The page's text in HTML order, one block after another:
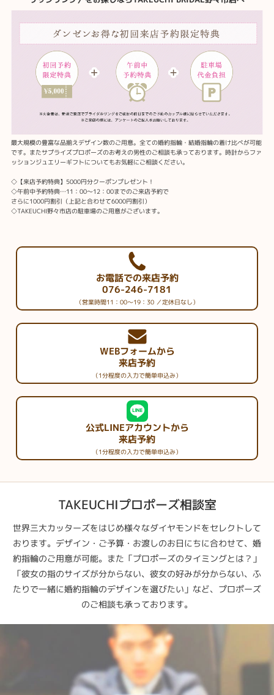
最大規模の豊富な品揃えデザイン数のご用意。全ての婚約指輪・結婚指輪の着け比べが可能
です。またサプライズプロポーズのお考えの男性のご相談も承っております。時計からファ
ッションジュエリーギフトについてもお気軽にご相談ください。
◇【来店予約特典】5000円分クーポンプレゼント！
◇午前中予約特典…11：00～12：00までのご来店予約で
さらに1000円割引（上記と合わせて6000円割引）
◇TAKEUCHI野々市店の駐車場のご用意がございます。
お電話での来店予約
076-246-7181
（営業時間11：00～19：30 ／定休日なし）
WEBフォームから
来店予約
（1分程度の入力で簡単申込み）
公式LINEアカウントから
来店予約
（1分程度の入力で簡単申込み）
TAKEUCHIプロポーズ相談室
世界三大カッターズをはじめ様々なダイヤモンドをセレクトして
おります。デザイン・ご予算・お渡しのお日にちに合わせて、婚
約指輪のご用意が可能。また「プロポーズのタイミングとは？」
「彼女の指のサイズが分からない、彼女の好みが分からない、ふ
たりで一緒に婚約指輪のデザインを選びたい」など、プロポーズ
のご相談も承っております。